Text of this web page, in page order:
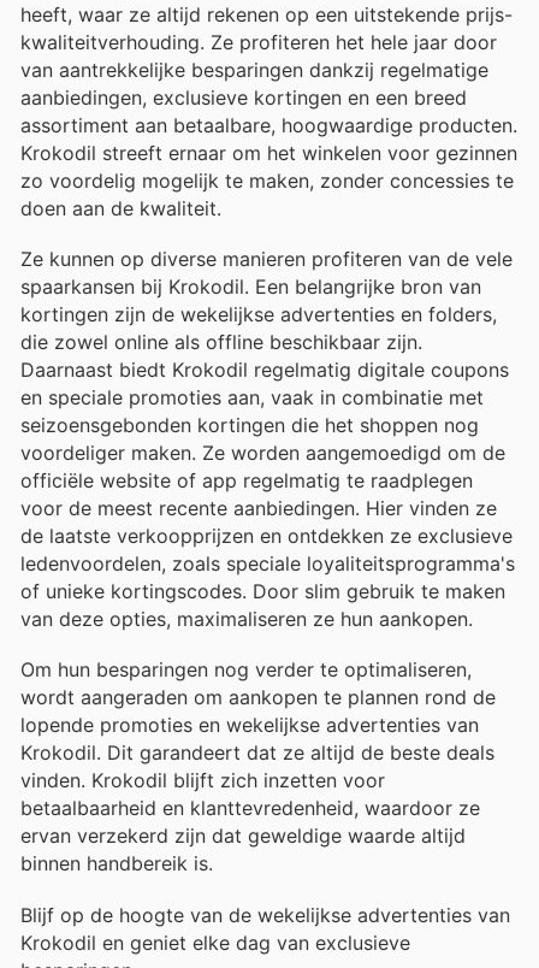
heeft, waar ze altijd rekenen op een uitstekende prijs-
kwaliteitverhouding. Ze profiteren het hele jaar door
van aantrekkelijke besparingen dankzij regelmatige
aanbiedingen, exclusieve kortingen en een breed
assortiment aan betaalbare, hoogwaardige producten.
Krokodil streeft ernaar om het winkelen voor gezinnen
zo voordelig mogelijk te maken, zonder concessies te
doen aan de kwaliteit.
Ze kunnen op diverse manieren profiteren van de vele
spaarkansen bij Krokodil. Een belangrijke bron van
kortingen zijn de wekelijkse advertenties en folders,
die zowel online als offline beschikbaar zijn.
Daarnaast biedt Krokodil regelmatig digitale coupons
en speciale promoties aan, vaak in combinatie met
seizoensgebonden kortingen die het shoppen nog
voordeliger maken. Ze worden aangemoedigd om de
officiële website of app regelmatig te raadplegen
voor de meest recente aanbiedingen. Hier vinden ze
de laatste verkoopprijzen en ontdekken ze exclusieve
ledenvoordelen, zoals speciale loyaliteitsprogramma's
of unieke kortingscodes. Door slim gebruik te maken
van deze opties, maximaliseren ze hun aankopen.
Om hun besparingen nog verder te optimaliseren,
wordt aangeraden om aankopen te plannen rond de
lopende promoties en wekelijkse advertenties van
Krokodil. Dit garandeert dat ze altijd de beste deals
vinden. Krokodil blijft zich inzetten voor
betaalbaarheid en klanttevredenheid, waardoor ze
ervan verzekerd zijn dat geweldige waarde altijd
binnen handbereik is.
Blijf op de hoogte van de wekelijkse advertenties van
Krokodil en geniet elke dag van exclusieve